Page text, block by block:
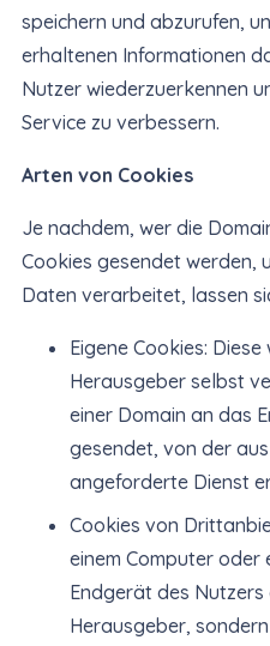
speichern und abzurufen,
erhaltenen Informationen
Nutzer wiederzuerkennen
Service zu verbessern.
Arten von Cookies
Je nachdem, wer die
Cookies gesendet werden,
Daten verarbeitet, lassen
Eigene Cookies:
Herausgeber selbst
einer Domain an das
gesendet, von der
angeforderte Dienst
Cookies von
einem Computer oder
Endgerät des
Herausgeber,